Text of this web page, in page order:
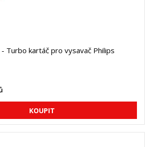
Turbo kartáč pro vysavač Philips